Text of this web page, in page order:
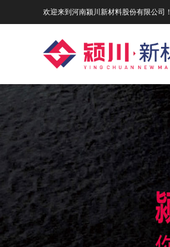
欢迎来到河南颍川新材料股份有限公司！